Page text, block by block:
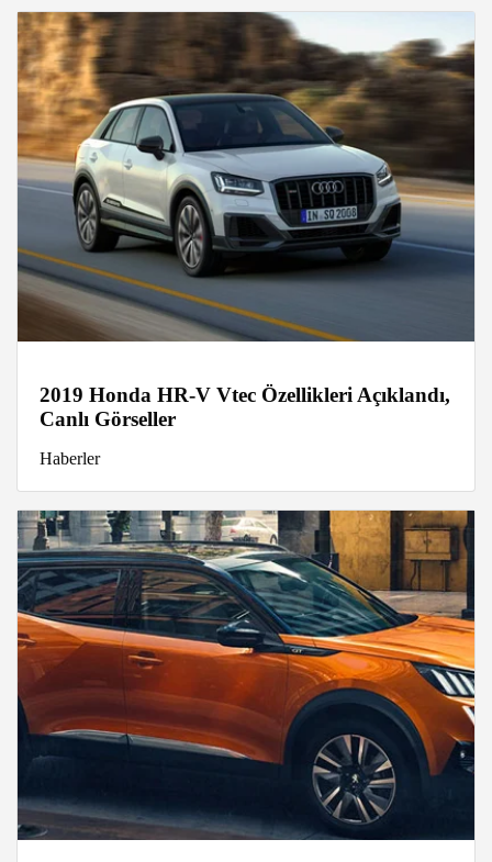
2019 Honda HR-V Vtec Özellikleri Açıklandı,
Canlı Görseller
Haberler